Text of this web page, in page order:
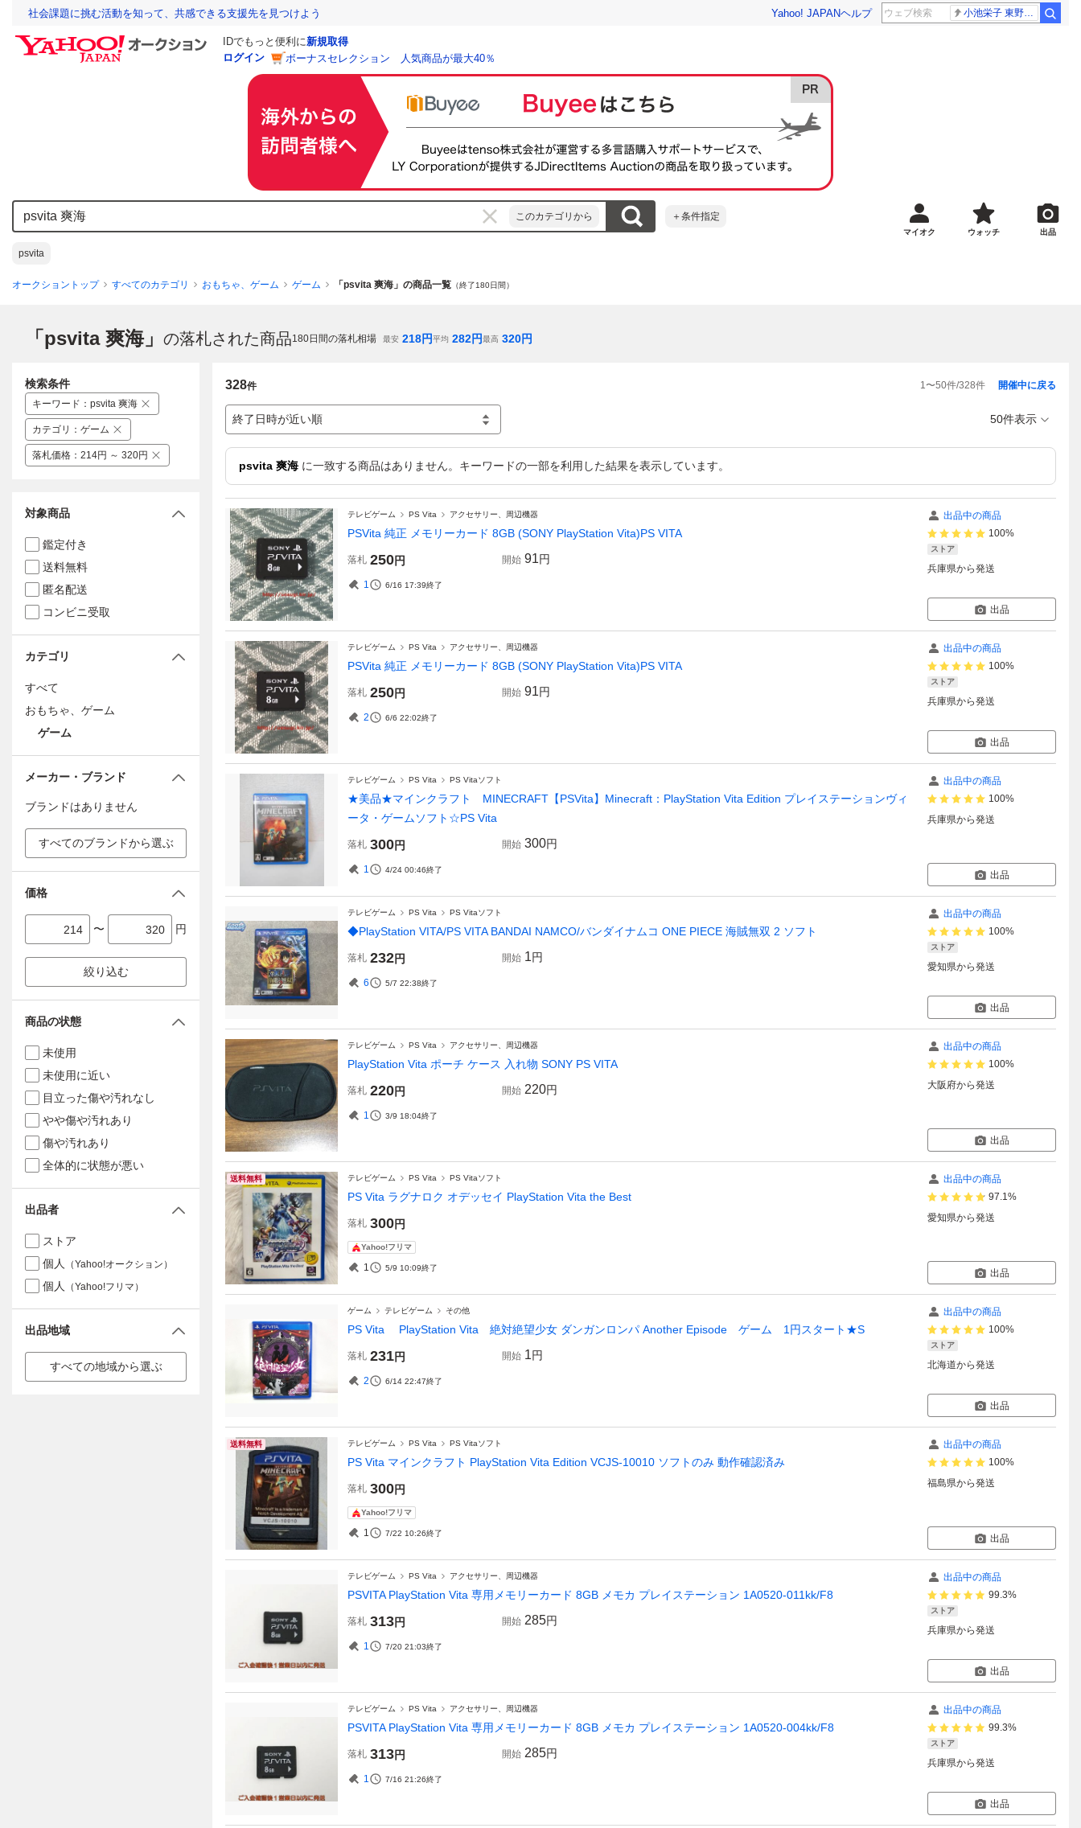
社会課題に挑む活動を知って、共感できる支援先を見つけよう Yahoo! JAPANヘルプ 小池栄子 東野幸治
IDでもっと便利に新規取得
ログイン
ボーナスセレクション 人気商品が最大40％
このカテゴリから ＋条件指定
psvita
マイオク ウォッチ 出品
オークショントップ すべてのカテゴリ おもちゃ、ゲーム ゲーム 「psvita 爽海」の商品一覧 （終了180日間）
「psvita 爽海」 の落札された商品180日間の落札相場 最安 218円平均 282円最高 320円
328件 1〜50件/328件
終了日時が近い順
開催中に戻る
50件表示
psvita 爽海 に一致する商品はありません。キーワードの一部を利用した結果を表示しています。
テレビゲーム PS Vita アクセサリー、周辺機器
PSVita 純正 メモリーカード 8GB (SONY PlayStation Vita)PS VITA
落札 250円 開始 91円
1 6/16 17:39終了
出品中の商品
100%
ストア
兵庫県から発送
出品
テレビゲーム PS Vita アクセサリー、周辺機器
PSVita 純正 メモリーカード 8GB (SONY PlayStation Vita)PS VITA
落札 250円 開始 91円
2 6/6 22:02終了
出品中の商品
100%
ストア
兵庫県から発送
出品
テレビゲーム PS Vita PS Vitaソフト
★美品★マインクラフト MINECRAFT【PSVita】Minecraft：PlayStation Vita Edition プレイステーションヴィ
ータ・ゲームソフト☆PS Vita
落札 300円 開始 300円
1 4/24 00:46終了
出品中の商品
100%
兵庫県から発送
出品
テレビゲーム PS Vita PS Vitaソフト
◆PlayStation VITA/PS VITA BANDAI NAMCO/バンダイナムコ ONE PIECE 海賊無双 2 ソフト
落札 232円 開始 1円
6 5/7 22:38終了
出品中の商品
100%
ストア
愛知県から発送
出品
テレビゲーム PS Vita アクセサリー、周辺機器
PlayStation Vita ポーチ ケース 入れ物 SONY PS VITA
落札 220円 開始 220円
1 3/9 18:04終了
出品中の商品
100%
大阪府から発送
出品
送料無料 テレビゲーム PS Vita PS Vitaソフト
PS Vita ラグナロク オデッセイ PlayStation Vita the Best
落札 300円
Yahoo!フリマ
1 5/9 10:09終了
出品中の商品
97.1%
愛知県から発送
出品
ゲーム テレビゲーム その他
PS Vita PlayStation Vita 絶対絶望少女 ダンガンロンパ Another Episode ゲーム 1円スタート★S
落札 231円 開始 1円
2 6/14 22:47終了
出品中の商品
100%
ストア
北海道から発送
出品
送料無料 テレビゲーム PS Vita PS Vitaソフト
PS Vita マインクラフト PlayStation Vita Edition VCJS-10010 ソフトのみ 動作確認済み
落札 300円
Yahoo!フリマ
1 7/22 10:26終了
出品中の商品
100%
福島県から発送
出品
テレビゲーム PS Vita アクセサリー、周辺機器
PSVITA PlayStation Vita 専用メモリーカード 8GB メモカ プレイステーション 1A0520-011kk/F8
落札 313円 開始 285円
1 7/20 21:03終了
出品中の商品
99.3%
ストア
兵庫県から発送
出品
テレビゲーム PS Vita アクセサリー、周辺機器
PSVITA PlayStation Vita 専用メモリーカード 8GB メモカ プレイステーション 1A0520-004kk/F8
落札 313円 開始 285円
1 7/16 21:26終了
出品中の商品
99.3%
ストア
兵庫県から発送
出品
検索条件
キーワード ： psvita 爽海
カテゴリ ： ゲーム
落札価格 ： 214円 ～ 320円
対象商品
鑑定付き
送料無料
匿名配送
コンビニ受取
カテゴリ
すべて
おもちゃ、ゲーム
ゲーム
メーカー・ブランド
ブランドはありません
すべてのブランドから選ぶ
価格
〜 円
絞り込む
商品の状態
未使用
未使用に近い
目立った傷や汚れなし
やや傷や汚れあり
傷や汚れあり
全体的に状態が悪い
出品者
ストア
個人
（Yahoo!オークション）
個人 （Yahoo!フリマ）
出品地域
すべての地域から選ぶ